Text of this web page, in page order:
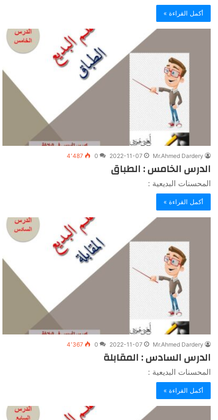
أكمل القراءة »
Mr.Ahmed Dardery
2022-11-07
0 4٬487
الدرس الخامس : الطباق
المحسنات البديعية :
أكمل القراءة »
Mr.Ahmed Dardery
2022-11-07
0 4٬367
الدرس السادس : المقابلة
المحسنات البديعية :
أكمل القراءة »